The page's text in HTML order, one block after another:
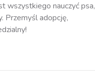
wszystkiego nauczyć psa,
Przemyśl adopcję,